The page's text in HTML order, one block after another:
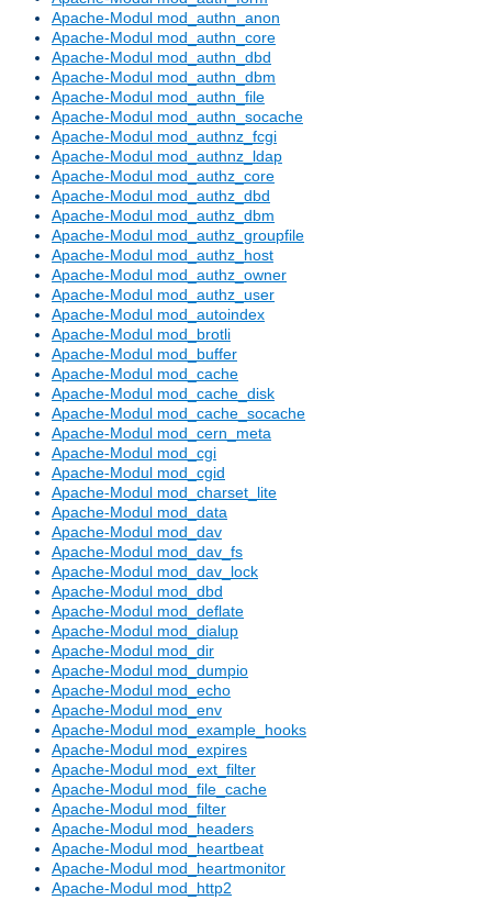
Apache-Modul mod_authn_anon
Apache-Modul mod_authn_core
Apache-Modul mod_authn_dbd
Apache-Modul mod_authn_dbm
Apache-Modul mod_authn_file
Apache-Modul mod_authn_socache
Apache-Modul mod_authnz_fcgi
Apache-Modul mod_authnz_ldap
Apache-Modul mod_authz_core
Apache-Modul mod_authz_dbd
Apache-Modul mod_authz_dbm
Apache-Modul mod_authz_groupfile
Apache-Modul mod_authz_host
Apache-Modul mod_authz_owner
Apache-Modul mod_authz_user
Apache-Modul mod_autoindex
Apache-Modul mod_brotli
Apache-Modul mod_buffer
Apache-Modul mod_cache
Apache-Modul mod_cache_disk
Apache-Modul mod_cache_socache
Apache-Modul mod_cern_meta
Apache-Modul mod_cgi
Apache-Modul mod_cgid
Apache-Modul mod_charset_lite
Apache-Modul mod_data
Apache-Modul mod_dav
Apache-Modul mod_dav_fs
Apache-Modul mod_dav_lock
Apache-Modul mod_dbd
Apache-Modul mod_deflate
Apache-Modul mod_dialup
Apache-Modul mod_dir
Apache-Modul mod_dumpio
Apache-Modul mod_echo
Apache-Modul mod_env
Apache-Modul mod_example_hooks
Apache-Modul mod_expires
Apache-Modul mod_ext_filter
Apache-Modul mod_file_cache
Apache-Modul mod_filter
Apache-Modul mod_headers
Apache-Modul mod_heartbeat
Apache-Modul mod_heartmonitor
Apache-Modul mod_http2